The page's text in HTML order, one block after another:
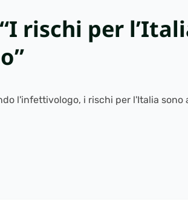
rischi per
l'infettivologo, i rischi per l'Italia